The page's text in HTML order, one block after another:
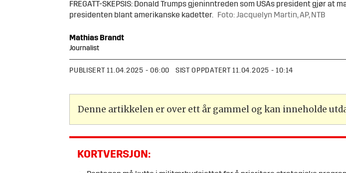
FREGATT-SKEPSIS: Donald Trumps gjeninntreden som USAs president gjør
presidenten blant amerikanske kadetter. Foto: Jacquelyn Martin, AP, NTB
Mathias Brandt
Journalist
PUBLISERT 11.04.2025 - 06:00 SIST OPPDATERT 11.04.2025 - 10:14
Denne artikkelen er over ett år gammel og kan inneholde
KORTVERSJON: